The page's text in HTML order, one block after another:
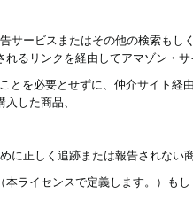
ービスまたはその他の検索もし
るリンクを経由してアマゾン・
を必要とせずに、仲介サイト経
した商品、
正しく追跡または報告されない商
ライセンスで定義します。）も